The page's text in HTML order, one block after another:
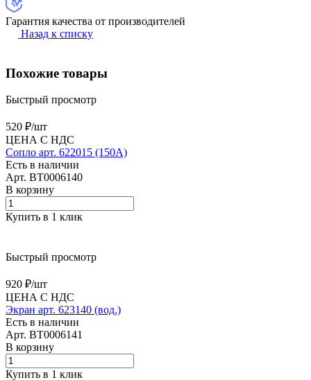
Гарантия качества от производителей
Назад к списку
Похожие товары
Быстрый просмотр
520 ₽/шт
ЦЕНА С НДС
Сопло арт. 622015 (150А)
Есть в наличии
Арт. BT0006140
В корзину
Купить в 1 клик
Быстрый просмотр
920 ₽/шт
ЦЕНА С НДС
Экран арт. 623140 (вод.)
Есть в наличии
Арт. BT0006141
В корзину
Купить в 1 клик